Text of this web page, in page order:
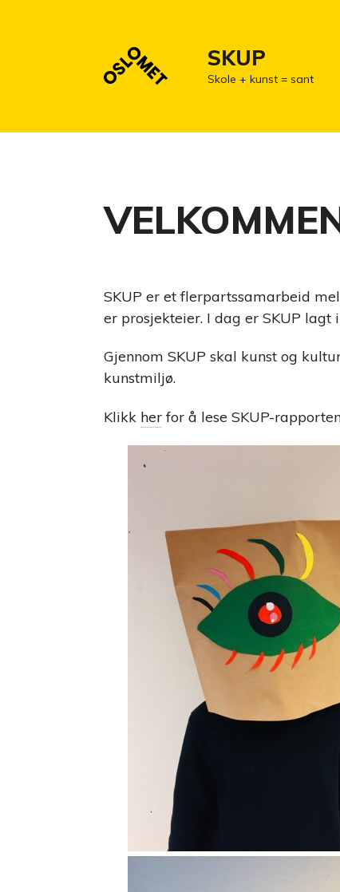
SKUP
Skole + kunst = sant
SKUP er et flerpartssamarbeid
er prosjekteier. I dag er SKUP
Gjennom SKUP skal kunst og
kunstmiljø.
Klikk herfor å lese SKUP-